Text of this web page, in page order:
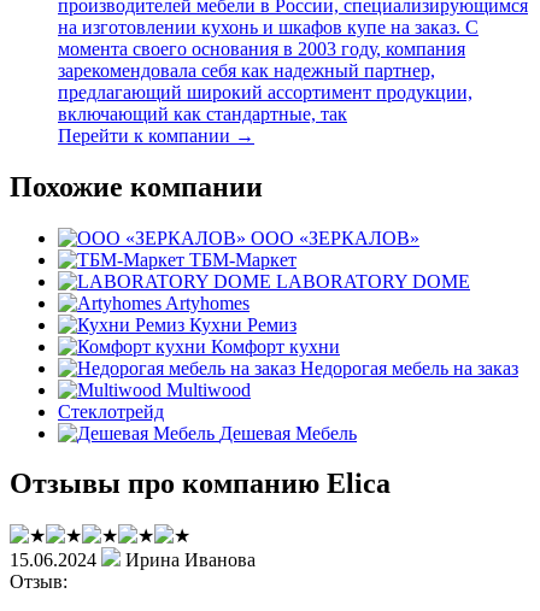
производителей мебели в России, специализирующимся
на изготовлении кухонь и шкафов купе на заказ. С
момента своего основания в 2003 году, компания
зарекомендовала себя как надежный партнер,
предлагающий широкий ассортимент продукции,
включающий как стандартные, так
Перейти к компании →
Похожие компании
ООО «ЗЕРКАЛОВ»
ТБМ-Маркет
LABORATORY DOME
Artyhomes
Кухни Ремиз
Комфорт кухни
Недорогая мебель на заказ
Multiwood
Стеклотрейд
Дешевая Мебель
Отзывы про компанию Elica
15.06.2024
Ирина Иванова
Отзыв: